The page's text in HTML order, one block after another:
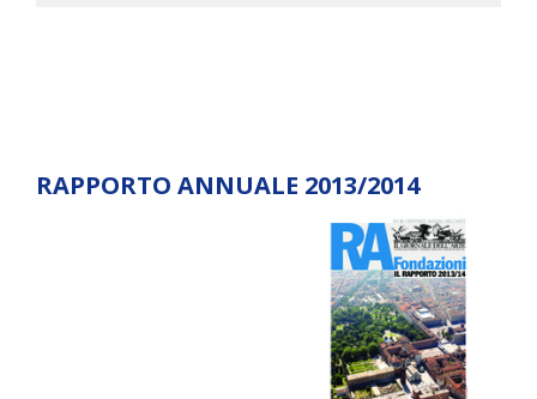
RAPPORTO ANNUALE 2013/2014